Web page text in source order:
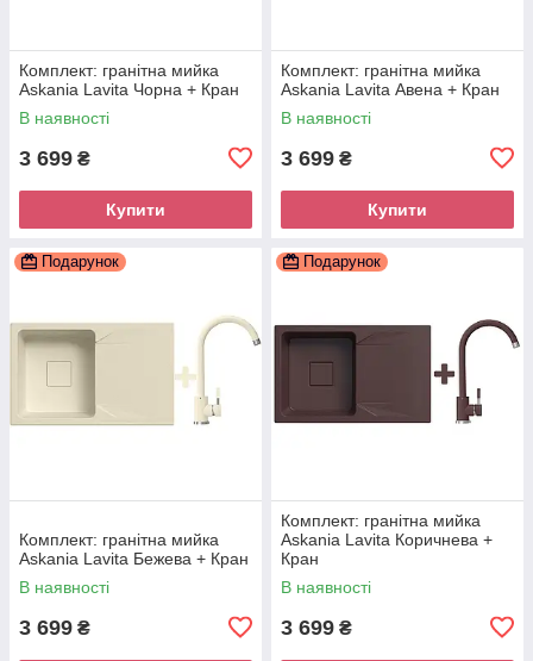
Комплект: гранітна мийка
Askania Lavita Чорна + Кран
В наявності
3 699 ₴
Купити
Комплект: гранітна мийка
Askania Lavita Авена + Кран
В наявності
3 699 ₴
Купити
Подарунок
Комплект: гранітна мийка
Askania Lavita Бежева + Кран
В наявності
3 699 ₴
Подарунок
Комплект: гранітна мийка
Askania Lavita Коричнева +
Кран
В наявності
3 699 ₴